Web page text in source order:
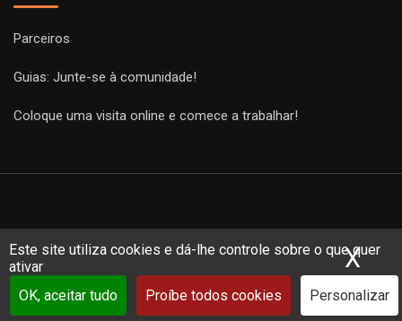
Este site utiliza cookies e dá-lhe controle sobre o que quer
ativar
OK, aceitar tudo
Proíbe todos cookies Personalizar
X
Parceiros
Guias: Junte-se à comunidade!
Coloque uma visita online e comece a trabalhar!
Copyright Guides 2021. Tous droits réservés.
Développement
web sur mesurepar iSoluce